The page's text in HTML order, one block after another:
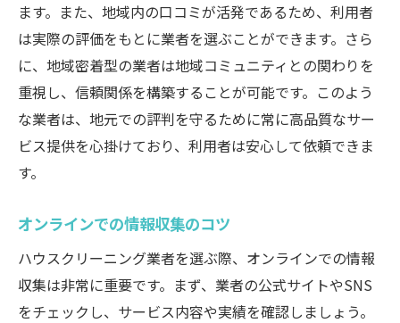
ます。また、地域内の口コミが活発であるため、利用者
は実際の評価をもとに業者を選ぶことができます。さら
に、地域密着型の業者は地域コミュニティとの関わりを
重視し、信頼関係を構築することが可能です。このよう
な業者は、地元での評判を守るために常に高品質なサー
ビス提供を心掛けており、利用者は安心して依頼できま
す。
オンラインでの情報収集のコツ
ハウスクリーニング業者を選ぶ際、オンラインでの情報
収集は非常に重要です。まず、業者の公式サイトやSNS
をチェックし、サービス内容や実績を確認しましょう。